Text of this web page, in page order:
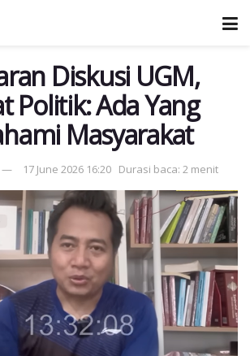
Diskusi UGM,
Politik: Ada Yang
Masyarakat
17 June 2026 16:20 Durasi baca: 2 menit